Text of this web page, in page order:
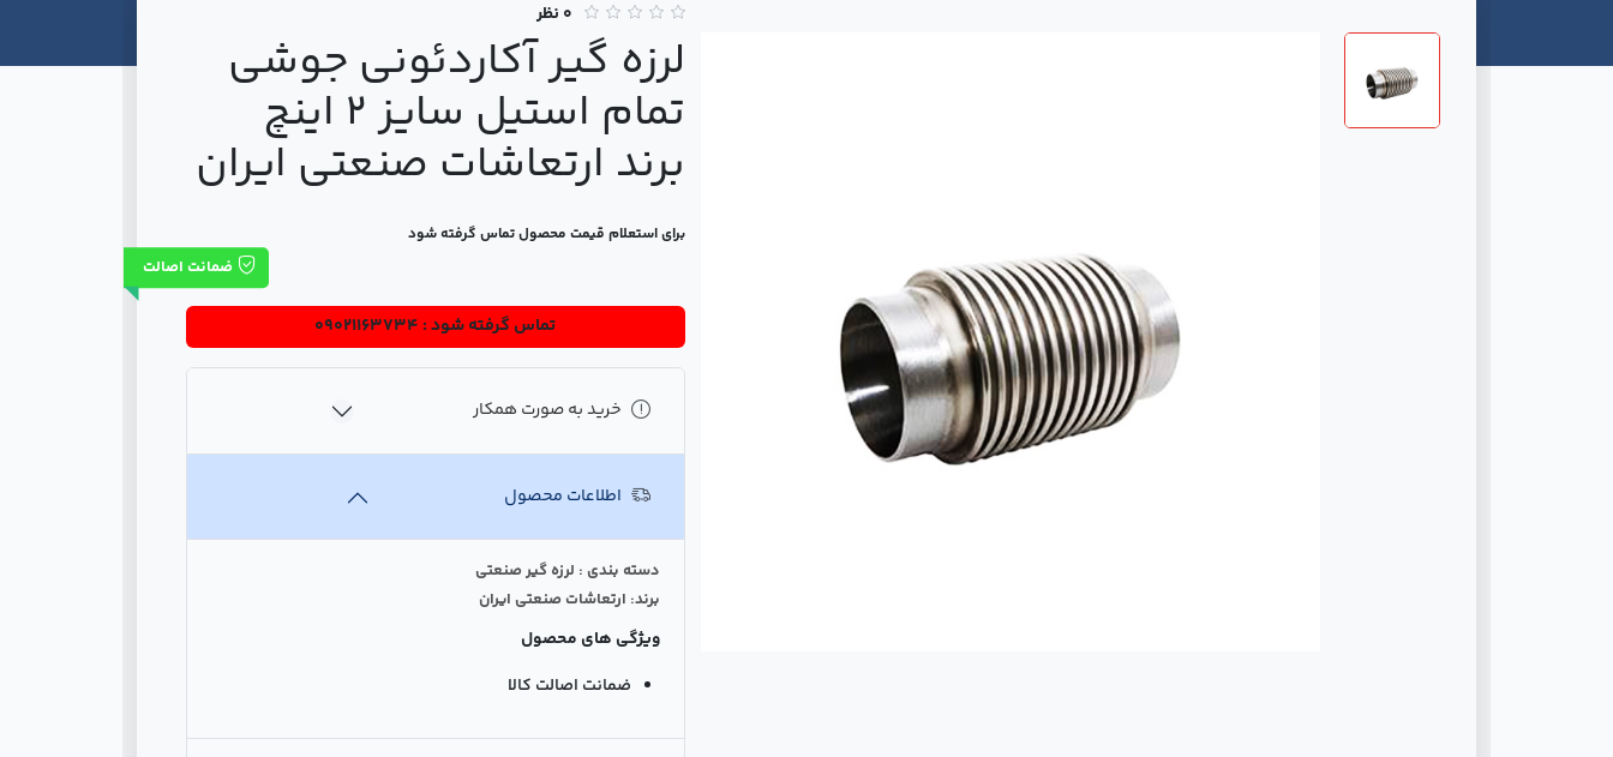
0 نظر
لرزه گیر آکاردئونی جوشی
تمام استیل سایز 2 اینچ
برند ارتعاشات صنعتی ایران
برای استعلام قیمت محصول تماس گرفته شود
ضمانت اصالت
تماس گرفته شود : 09021163734
خرید به صورت همکار
اطلاعات محصول
دسته بندی : لرزه گیر صنعتی
برند: ارتعاشات صنعتی ایران
ویژگی های محصول
ضمانت اصالت کالا